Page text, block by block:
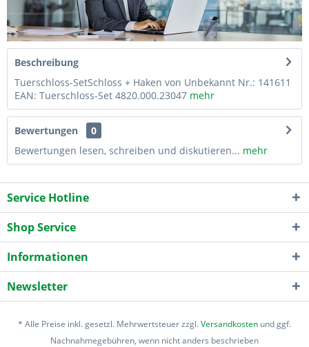
Beschreibung
Tuerschloss-SetSchloss + Haken von Unbekannt Nr.: 141611
EAN: Tuerschloss-Set 4820.000.23047 mehr
Bewertungen
0
Bewertungen lesen, schreiben und diskutieren... mehr
Service Hotline
Shop Service
Informationen
Newsletter
* Alle Preise inkl. gesetzl. Mehrwertsteuer zzgl.Versandkosten und ggf.
Nachnahmegebühren, wenn nicht anders beschrieben